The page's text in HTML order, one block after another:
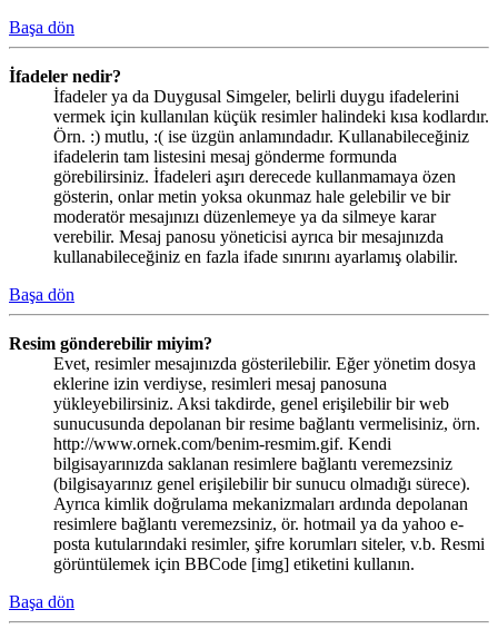
Başa dön
İfadeler nedir?
İfadeler ya da Duygusal Simgeler, belirli duygu ifadelerini
vermek için kullanılan küçük resimler halindeki kısa kodlardır.
Örn. :) mutlu, :( ise üzgün anlamındadır. Kullanabileceğiniz
ifadelerin tam listesini mesaj gönderme formunda
görebilirsiniz. İfadeleri aşırı derecede kullanmamaya özen
gösterin, onlar metin yoksa okunmaz hale gelebilir ve bir
moderatör mesajınızı düzenlemeye ya da silmeye karar
verebilir. Mesaj panosu yöneticisi ayrıca bir mesajınızda
kullanabileceğiniz en fazla ifade sınırını ayarlamış olabilir.
Başa dön
Resim gönderebilir miyim?
Evet, resimler mesajınızda gösterilebilir. Eğer yönetim dosya
eklerine izin verdiyse, resimleri mesaj panosuna
yükleyebilirsiniz. Aksi takdirde, genel erişilebilir bir web
sunucusunda depolanan bir resime bağlantı vermelisiniz, örn.
http://www.ornek.com/benim-resmim.gif. Kendi
bilgisayarınızda saklanan resimlere bağlantı veremezsiniz
(bilgisayarınız genel erişilebilir bir sunucu olmadığı sürece).
Ayrıca kimlik doğrulama mekanizmaları ardında depolanan
resimlere bağlantı veremezsiniz, ör. hotmail ya da yahoo e-
posta kutularındaki resimler, şifre korumları siteler, v.b. Resmi
görüntülemek için BBCode [img] etiketini kullanın.
Başa dön